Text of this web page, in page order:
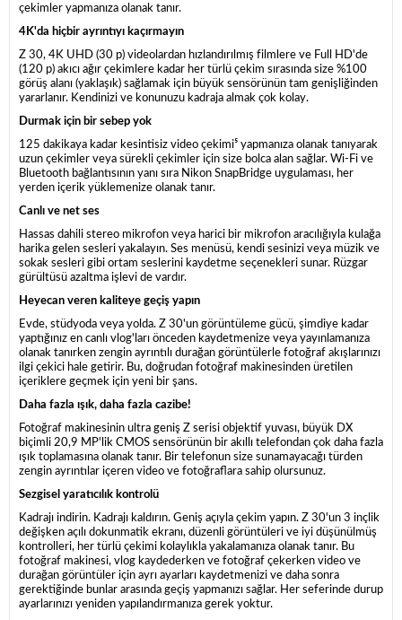
çekimler yapmanıza olanak tanır.
4K'da hiçbir ayrıntıyı kaçırmayın
Z 30, 4K UHD (30 p) videolardan hızlandırılmış filmlere ve Full HD'de
(120 p) akıcı ağır çekimlere kadar her türlü çekim sırasında size %100
görüş alanı (yaklaşık) sağlamak için büyük sensörünün tam genişliğinden
yararlanır. Kendinizi ve konunuzu kadraja almak çok kolay.
Durmak için bir sebep yok
125 dakikaya kadar kesintisiz video çekimi⁵ yapmanıza olanak tanıyarak
uzun çekimler veya sürekli çekimler için size bolca alan sağlar. Wi-Fi ve
Bluetooth bağlantısının yanı sıra Nikon SnapBridge uygulaması, her
yerden içerik yüklemenize olanak tanır.
Canlı ve net ses
Hassas dahili stereo mikrofon veya harici bir mikrofon aracılığıyla kulağa
harika gelen sesleri yakalayın. Ses menüsü, kendi sesinizi veya müzik ve
sokak sesleri gibi ortam seslerini kaydetme seçenekleri sunar. Rüzgar
gürültüsü azaltma işlevi de vardır.
Heyecan veren kaliteye geçiş yapın
Evde, stüdyoda veya yolda. Z 30'un görüntüleme gücü, şimdiye kadar
yaptığınız en canlı vlog'ları önceden kaydetmenize veya yayınlamanıza
olanak tanırken zengin ayrıntılı durağan görüntülerle fotoğraf akışlarınızı
ilgi çekici hale getirir. Bu, doğrudan fotoğraf makinesinden üretilen
içeriklere geçmek için yeni bir şans.
Daha fazla ışık, daha fazla cazibe!
Fotoğraf makinesinin ultra geniş Z serisi objektif yuvası, büyük DX
biçimli 20,9 MP'lik CMOS sensörünün bir akıllı telefondan çok daha fazla
ışık toplamasına olanak tanır. Bir telefonun size sunamayacağı türden
zengin ayrıntılar içeren video ve fotoğraflara sahip olursunuz.
Sezgisel yaratıcılık kontrolü
Kadrajı indirin. Kadrajı kaldırın. Geniş açıyla çekim yapın. Z 30'un 3 inçlik
değişken açılı dokunmatik ekranı, düzenli görüntüleri ve iyi düşünülmüş
kontrolleri, her türlü çekimi kolaylıkla yakalamanıza olanak tanır. Bu
fotoğraf makinesi, vlog kaydederken ve fotoğraf çekerken video ve
durağan görüntüler için ayrı ayarları kaydetmenizi ve daha sonra
gerektiğinde bunlar arasında geçiş yapmanızı sağlar. Her seferinde durup
ayarlarınızı yeniden yapılandırmanıza gerek yoktur.